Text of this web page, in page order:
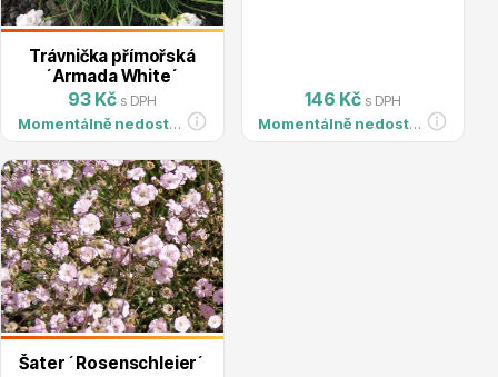
Trvalky
Bylinky do kuchyně
Trávnička přímořská
´Armada White´
93 Kč s DPH
Momentálně nedostupné
146 Kč s DPH
Momentálně nedostupné
Šater ´Rosenschleier´